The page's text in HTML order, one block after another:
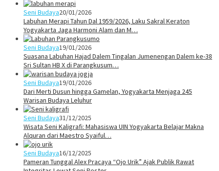
Seni Budaya20/01/2026
Labuhan Merapi Tahun Dal 1959/2026, Laku Sakral Keraton
Yogyakarta Jaga Harmoni Alam dan M…
Seni Budaya19/01/2026
Suasana Labuhan Hajad Dalem Tingalan Jumenengan Dalem ke-38
Sri Sultan HB X di Parangkusum…
Seni Budaya19/01/2026
Dari Merti Dusun hingga Gamelan, Yogyakarta Menjaga 245
Warisan Budaya Leluhur
Seni Budaya31/12/2025
Wisata Seni Kaligrafi: Mahasiswa UIN Yogyakarta Belajar Makna
Alquran dari Maestro Syaiful…
Seni Budaya16/12/2025
Pameran Tunggal Alex Pracaya “Ojo Urik” Ajak Publik Rawat